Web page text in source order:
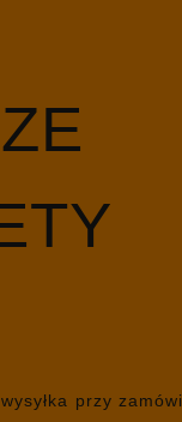
przy